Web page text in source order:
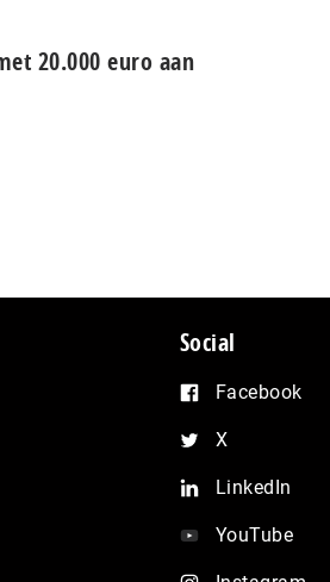
20.000 euro aan
Social
Facebook
X
LinkedIn
YouTube